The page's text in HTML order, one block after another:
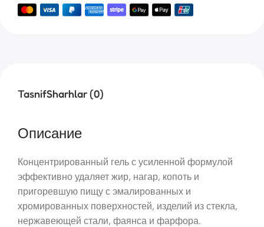
TasnifSharhlar (0)
Описание
Концентрированный гель с усиленной формулой
эффективно удаляет жир, нагар, копоть и
пригоревшую пищу с эмалированных и
хромированных поверхностей, изделий из стекла,
нержавеющей стали, фаянса и фарфора.